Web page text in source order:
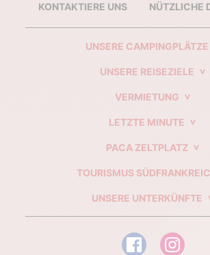
KONTAKTIERE UNS NÜTZLICHE
UNSERE CAMPINGPLÄTZE
UNSERE REISEZIELE
VERMIETUNG
LETZTE MINUTE
PACA ZELTPLATZ
TOURISMUS
UNSERE UNTERKÜNFTE